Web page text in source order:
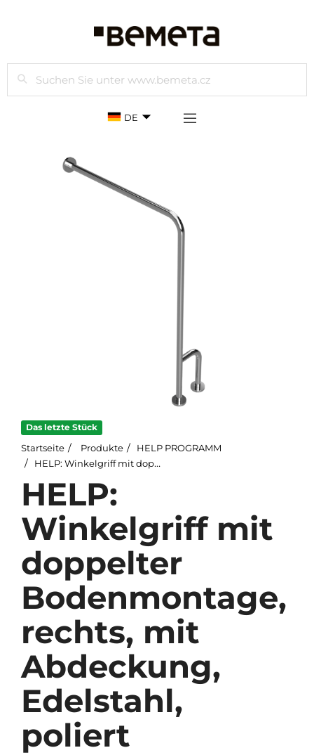
Suchen
DE
Das letzte Stück
Startseite Produkte
HELP PROGRAMM
HELP: Winkelgriff mit doppelter Bodenmontage, rechts, mit Abdeckung, Edelstahl, poliert
HELP:
Winkelgriff mit
doppelter
Bodenmontage,
rechts, mit
Abdeckung,
Edelstahl,
poliert